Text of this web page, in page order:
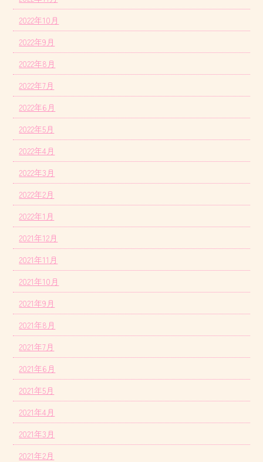
2022年10月
2022年9月
2022年8月
2022年7月
2022年6月
2022年5月
2022年4月
2022年3月
2022年2月
2022年1月
2021年12月
2021年11月
2021年10月
2021年9月
2021年8月
2021年7月
2021年6月
2021年5月
2021年4月
2021年3月
2021年2月